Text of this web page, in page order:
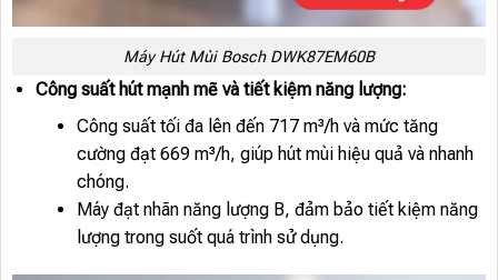
Máy Hút Mùi Bosch DWK87EM60B
Công suất hút mạnh mẽ và tiết kiệm năng lượng:
Công suất tối đa lên đến 717 m³/h và mức tăng
cường đạt 669 m³/h, giúp hút mùi hiệu quả và nhanh
chóng.
Máy đạt nhãn năng lượng B, đảm bảo tiết kiệm năng
lượng trong suốt quá trình sử dụng.